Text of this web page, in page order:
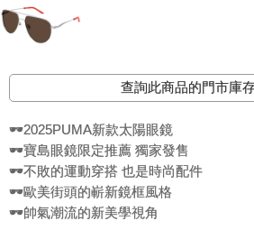
查詢此商品的門市庫
🕶️2025PUMA新款太陽眼鏡
🕶️寶島眼鏡限定推薦 獨家發售
🕶️不敗的運動穿搭 也是時尚配件
🕶️歐美街頭的嶄新鏡框風格
🕶️帥氣潮流的新美學視角